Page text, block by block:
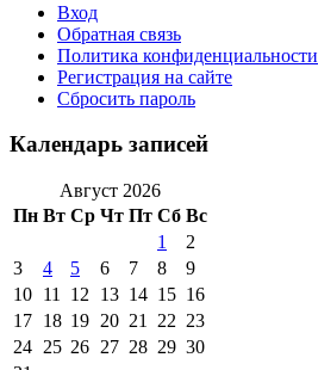
Вход
Обратная связь
Политика конфиденциальности
Регистрация на сайте
Сбросить пароль
Календарь записей
Август 2026
Пн Вт Ср Чт Пт Сб Вс
1
2
3
4 5 6 7 8
9
10 11 12 13 14 15 16
17 18 19 20 21 22 23
24 25 26 27 28 29 30